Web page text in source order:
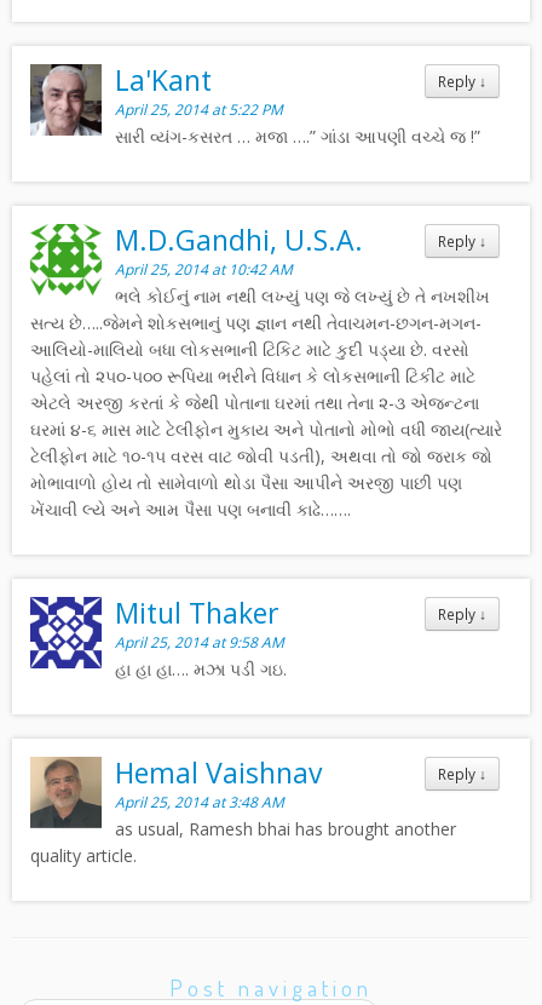
Reply ↓
La'Kant
April 25, 2014 at 5:22 PM
સારી વ્યંગ-કસરત … મજા ….” ગાંડા આપણી વચ્ચે જ !”
Reply ↓
M.D.Gandhi, U.S.A.
April 25, 2014 at 10:42 AM
ભલે કોઈનું નામ નથી લખ્યું પણ જે લખ્યું છે તે નખશીખ
સત્ય છે…..જેમને શોકસભાનું પણ જ્ઞાન નથી તેવાચમન-છગન-મગન-
આલિયો-માલિયો બધા લોકસભાની ટિકિટ માટે કુદી પડ્યા છે. વરસો
પહેલાં તો ૨૫૦-૫૦૦ રૂપિયા ભરીને વિધાન કે લોકસભાની ટિકીટ માટે
એટલે અરજી કરતાં કે જેથી પોતાના ઘરમાં તથા તેના ૨-૩ એજન્ટના
ઘરમાં ૪-૬ માસ માટે ટેલીફોન મુકાય અને પોતાનો મોભો વધી જાય(ત્યારે
ટેલીફોન માટે ૧૦-૧૫ વરસ વાટ જોવી પડતી), અથવા તો જો જરાક જો
મોભાવાળો હોય તો સામેવાળો થોડા પૈસા આપીને અરજી પાછી પણ
ખેંચાવી લ્યે અને આમ પૈસા પણ બનાવી કાઢે…….
Reply ↓
Mitul Thaker
April 25, 2014 at 9:58 AM
હા હા હા…. મઝા પડી ગઇ.
Reply ↓
Hemal Vaishnav
April 25, 2014 at 3:48 AM
as usual, Ramesh bhai has brought another
quality article.
Post navigation